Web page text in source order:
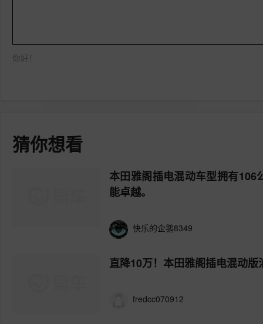
你好！
猜你想看
本田雅阁插电混动车型拥有106
能卓越。
快乐的企鹅8349
直降10万！本田雅阁插电混动
fredcc070912